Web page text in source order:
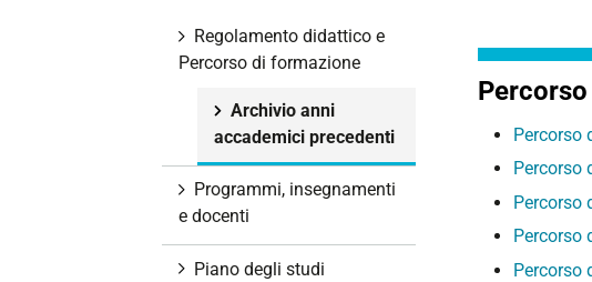
Percorso
Percorso
Percorso
Percorso
Percorso
Regolamento didattico e
Percorso di formazione
Archivio anni
accademici precedenti
Programmi, insegnamenti
e docenti
Piano degli studi